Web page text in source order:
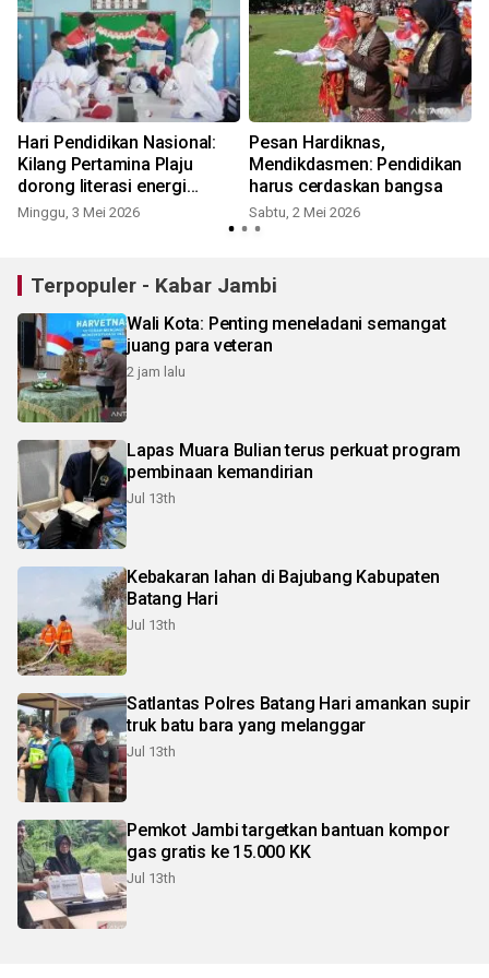
Hari Pendidikan Nasional:
Kilang Pertamina Plaju
dorong literasi energi
generasi muda
Minggu, 3 Mei 2026
Pesan Hardiknas,
Mendikdasmen: Pendidikan
harus cerdaskan bangsa
Sabtu, 2 Mei 2026
Terpopuler - Kabar Jambi
Wali Kota: Penting meneladani semangat
juang para veteran
2 jam lalu
Lapas Muara Bulian terus perkuat program
pembinaan kemandirian
Jul 13th
Kebakaran lahan di Bajubang Kabupaten
Batang Hari
Jul 13th
Satlantas Polres Batang Hari amankan supir
truk batu bara yang melanggar
Jul 13th
Pemkot Jambi targetkan bantuan kompor
gas gratis ke 15.000 KK
Jul 13th